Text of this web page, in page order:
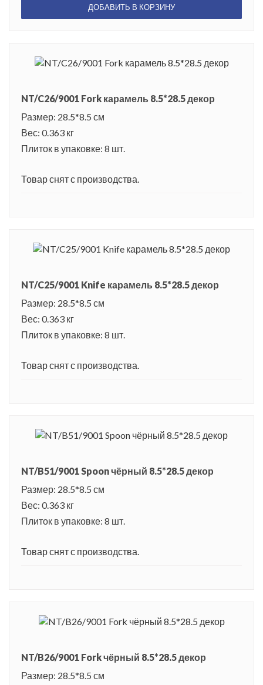
ДОБАВИТЬ В КОРЗИНУ
NT/C26/9001 Fork карамель 8.5*28.5 декор
Размер: 28.5*8.5 см
Вес: 0.363 кг
Плиток в упаковке: 8 шт.
Товар снят с производства.
NT/C25/9001 Knife карамель 8.5*28.5 декор
Размер: 28.5*8.5 см
Вес: 0.363 кг
Плиток в упаковке: 8 шт.
Товар снят с производства.
NT/B51/9001 Spoon чёрный 8.5*28.5 декор
Размер: 28.5*8.5 см
Вес: 0.363 кг
Плиток в упаковке: 8 шт.
Товар снят с производства.
NT/B26/9001 Fork чёрный 8.5*28.5 декор
Размер: 28.5*8.5 см